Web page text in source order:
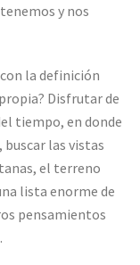
y nos
la definición
Disfrutar de
tiempo, en donde
buscar las vistas
el terreno
lista enorme de
pensamientos